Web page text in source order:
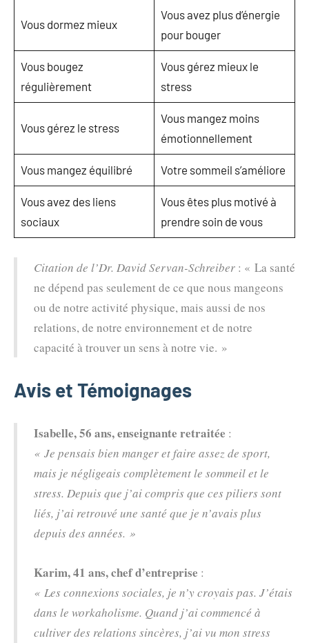
Vous dormez mieux
Vous avez plus d’énergie
pour bouger
Vous bougez
régulièrement
Vous gérez mieux le
stress
Vous gérez le stress
Vous mangez moins
émotionnellement
Vous mangez équilibré Votre sommeil s’améliore
Vous avez des liens
sociaux
Vous êtes plus motivé à
prendre soin de vous
Citation de l’Dr. David Servan-Schreiber : « La santé
ne dépend pas seulement de ce que nous mangeons
ou de notre activité physique, mais aussi de nos
relations, de notre environnement et de notre
capacité à trouver un sens à notre vie. »
Avis et Témoignages
Isabelle, 56 ans, enseignante retraitée :
« Je pensais bien manger et faire assez de sport,
mais je négligeais complètement le sommeil et le
stress. Depuis que j’ai compris que ces piliers sont
liés, j’ai retrouvé une santé que je n’avais plus
depuis des années. »
Karim, 41 ans, chef d’entreprise :
« Les connexions sociales, je n’y croyais pas. J’étais
dans le workaholisme. Quand j’ai commencé à
cultiver des relations sincères, j’ai vu mon stress